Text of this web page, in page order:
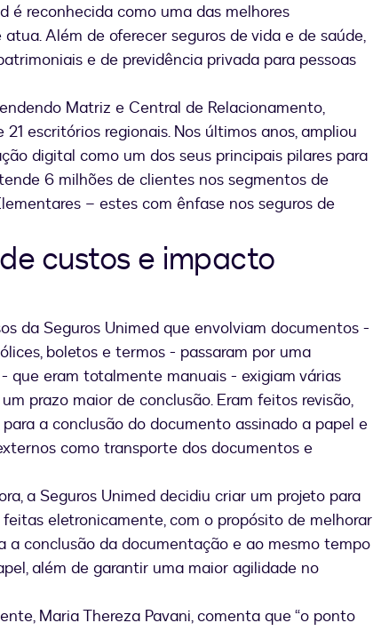
é reconhecida como uma das melhores
Além de oferecer seguros de vida e de saúde,
e de previdência privada para pessoas
Matriz e Central de Relacionamento,
escritórios regionais. Nos últimos anos, ampliou
digital como um dos seus principais pilares para
6 milhões de clientes nos segmentos de
– estes com ênfase nos seguros de
custos e impacto
da Seguros Unimed que envolviam documentos -
boletos e termos - passaram por uma
que eram totalmente manuais - exigiam várias
prazo maior de conclusão. Eram feitos revisão,
a conclusão do documento assinado a papel e
como transporte dos documentos e
a Seguros Unimed decidiu criar um projeto para
eletronicamente, com o propósito de melhorar
a conclusão da documentação e ao mesmo tempo
além de garantir uma maior agilidade no
Maria Thereza Pavani, comenta que “o ponto